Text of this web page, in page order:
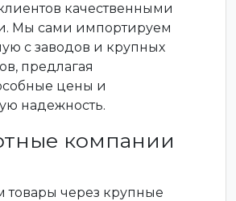
качественными
Мы сами импортируем
с заводов и крупных
предлагая
цены и
надежность.
компании
товары через крупные